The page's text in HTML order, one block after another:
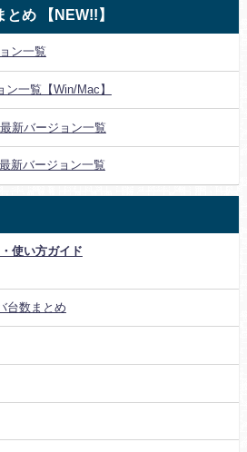
め 【NEW!!】
ン一覧
一覧【Win/Mac】
新バージョン一覧
新バージョン一覧
使い方ガイド
台数まとめ